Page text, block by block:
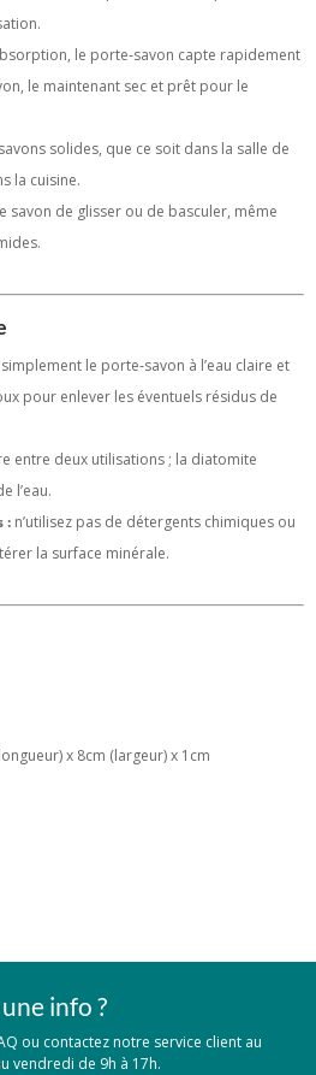
le porte‑savon capte rapidement
le maintenant sec et prêt pour le
solides, que ce soit dans la salle de
la cuisine.
savon de glisser ou de basculer, même
le porte‑savon à l’eau claire et
pour enlever les éventuels résidus de
entre deux utilisations ; la diatomite
l’eau.
: n’utilisez pas de détergents chimiques ou
la surface minérale.
x 8cm (largeur) x 1cm
info ?
ou contactez notre service client au
vendredi de 9h à 17h.